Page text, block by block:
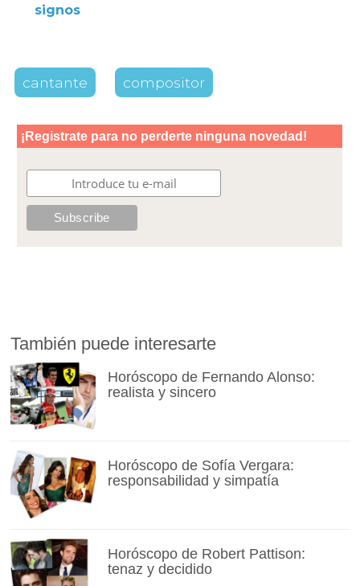
signos
cantante compositor
También puede interesarte
Horóscopo de Fernando Alonso:
realista y sincero
Horóscopo de Sofía Vergara:
responsabilidad y simpatía
Horóscopo de Robert Pattison:
tenaz y decidido